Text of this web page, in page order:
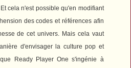
cela n'est possible qu'en modifiant
des codes et références afin
de cet univers. Mais cela vaut
d'envisager la culture pop et
Ready Player One s'ingénie à